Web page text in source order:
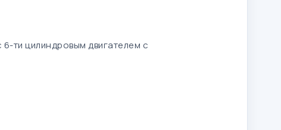
ти цилиндровым двигателем с